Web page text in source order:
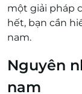
một giải pháp
hết, bạn cần
nam.
Nguyên
nam